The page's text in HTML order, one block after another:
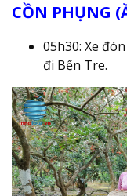
CỒN PHỤNG
05h30: Xe
đi Bến Tre.